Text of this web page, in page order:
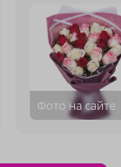
Фото на сайте